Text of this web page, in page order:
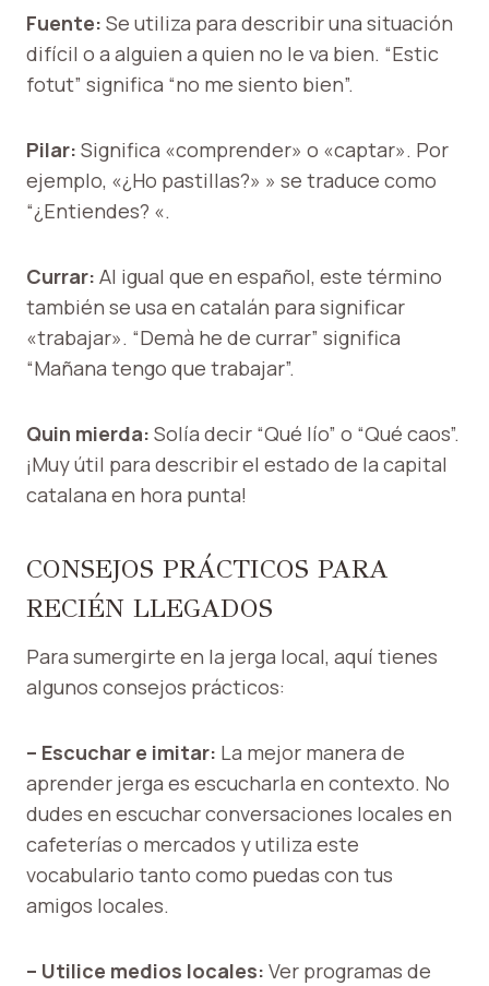
Fuente: Se utiliza para describir una situación
difícil o a alguien a quien no le va bien. “Estic
fotut” significa “no me siento bien”.
Pilar: Significa «comprender» o «captar». Por
ejemplo, «¿Ho pastillas?» » se traduce como
“¿Entiendes? «.
Currar: Al igual que en español, este término
también se usa en catalán para significar
«trabajar». “Demà he de currar” significa
“Mañana tengo que trabajar”.
Quin mierda: Solía ​​decir “Qué lío” o “Qué caos”.
¡Muy útil para describir el estado de la capital
catalana en hora punta!
CONSEJOS PRÁCTICOS PARA
RECIÉN LLEGADOS
Para sumergirte en la jerga local, aquí tienes
algunos consejos prácticos:
– Escuchar e imitar: La mejor manera de
aprender jerga es escucharla en contexto. No
dudes en escuchar conversaciones locales en
cafeterías o mercados y utiliza este
vocabulario tanto como puedas con tus
amigos locales.
– Utilice medios locales: Ver programas de